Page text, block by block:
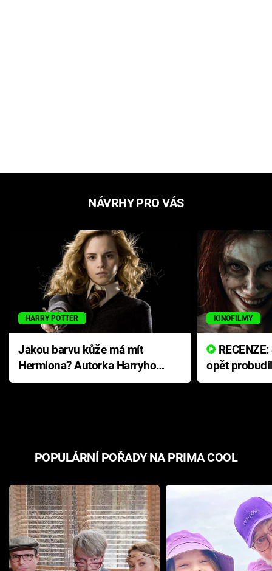
NÁVRHY PRO VÁS
HARRY POTTER
Jakou barvu kůže má mít
Hermiona? Autorka Harryho
Pottera přišla s ráznou
KINOFILMY
opět
přichází s
POPULÁRNÍ POŘADY NA PRIMA COOL